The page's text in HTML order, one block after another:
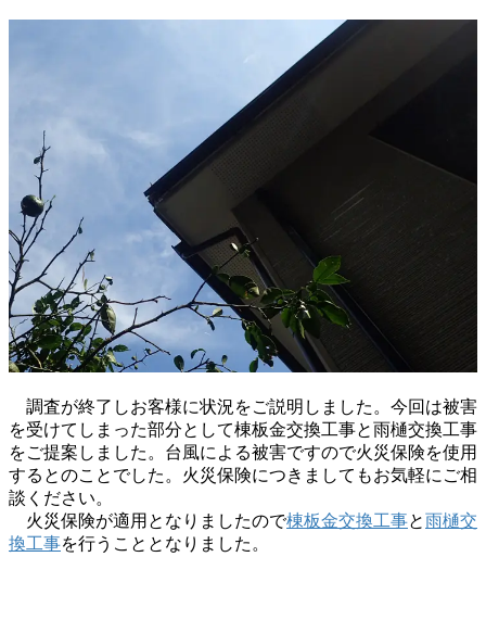
調査が終了しお客様に状況をご説明しました。今回は被害
を受けてしまった部分として棟板金交換工事と雨樋交換工事
をご提案しました。台風による被害ですので火災保険を使用
するとのことでした。火災保険につきましてもお気軽にご相
談ください。
火災保険が適用となりましたので棟板金交換工事と雨樋交
換工事を行うこととなりました。